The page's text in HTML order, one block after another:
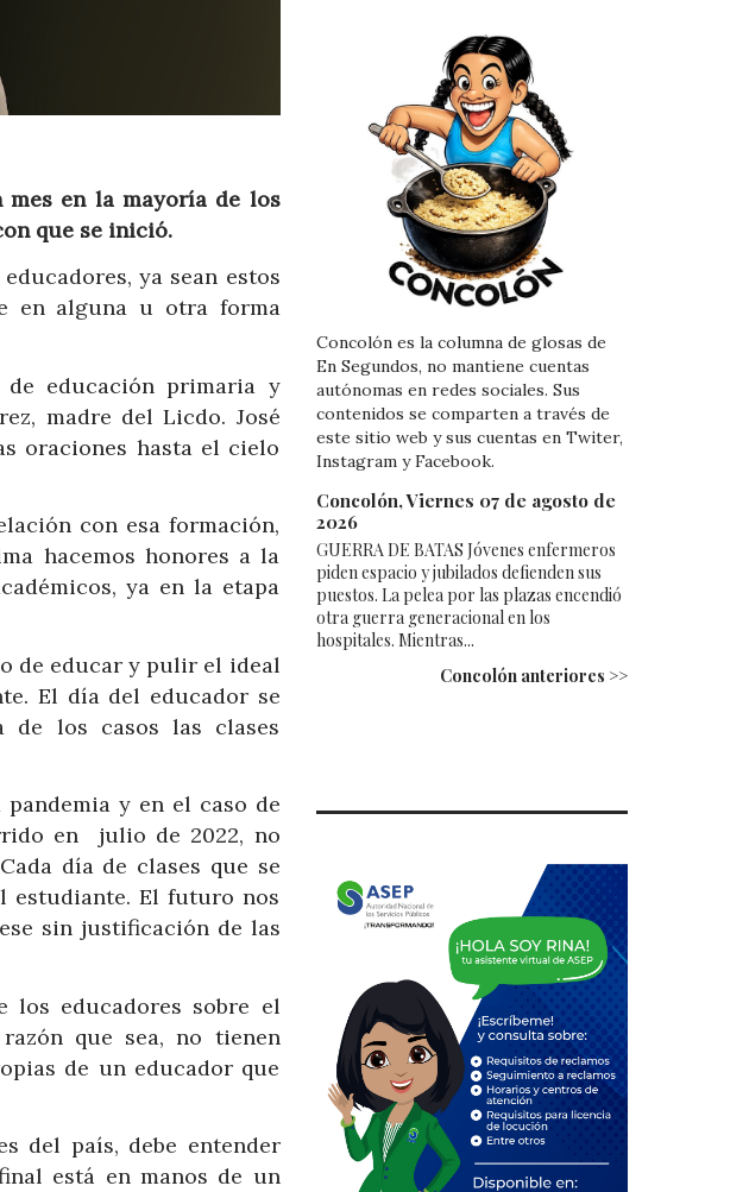
mes en la mayoría de los
que se inició.
ya sean estos
en alguna u otra forma
educación primaria y
madre del Licdo. José
oraciones hasta el cielo
con esa formación,
hacemos honores a la
ya en la etapa
de educar y pulir el ideal
El día del educador se
de los casos las clases
y en el caso de
en julio de 2022, no
día de clases que se
estudiante. El futuro nos
sin justificación de las
los educadores sobre el
que sea, no tienen
de un educador que
del país, debe entender
está en manos de un
Concolón es la columna de glosas de
En Segundos, no mantiene cuentas
autónomas en redes sociales. Sus
contenidos se comparten a través de
este sitio web y sus cuentas en Twiter,
Instagram y Facebook.
Concolón, Viernes 07 de agosto de
2026
GUERRA DE BATAS Jóvenes enfermeros
piden espacio y jubilados defienden sus
puestos. La pelea por las plazas encendió
otra guerra generacional en los
hospitales. Mientras...
Concolón anteriores >>